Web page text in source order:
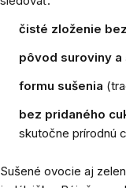
čisté zloženie
pôvod suroviny
formu sušenia
bez pridaného
skutočne prírodnú
Sušené ovocie aj